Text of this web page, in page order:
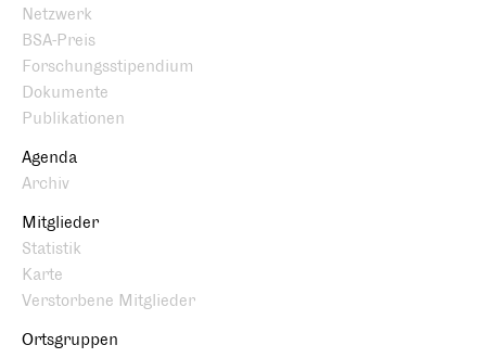
Netzwerk
BSA-Preis
Forschungsstipendium
Dokumente
Publikationen
Agenda
Archiv
Mitglieder
Statistik
Karte
Verstorbene Mitglieder
Ortsgruppen